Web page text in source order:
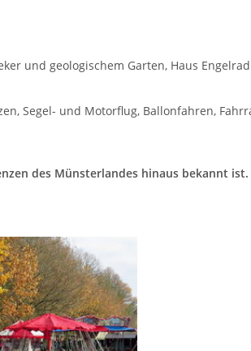
und geologischem Garten, Haus
Segel- und Motorflug, Ballonfahren,
des Münsterlandes hinaus bekannt ist.